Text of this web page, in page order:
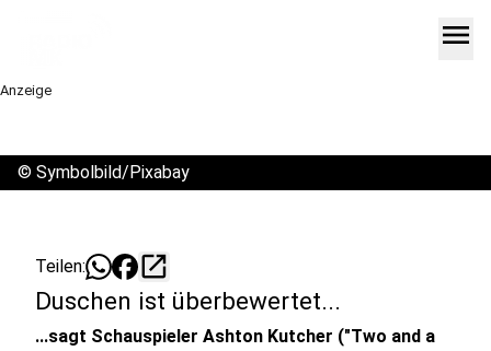
menu
Anzeige
© Symbolbild/Pixabay
Teilen: open_in_new
Duschen ist überbewertet...
...sagt Schauspieler Ashton Kutcher ("Two and a